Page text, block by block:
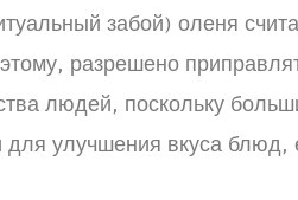
забой) оленя
разрешено
людей, поскольку
улучшения вкуса блюд,